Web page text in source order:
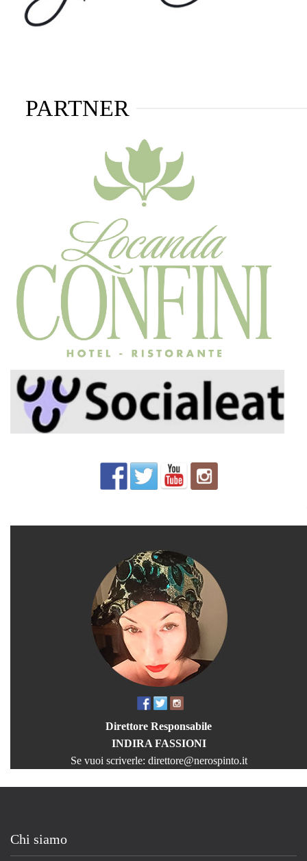
PARTNER
Direttore Responsabile
INDIRA FASSIONI
Se vuoi scriverle: direttore@nerospinto.it
Chi siamo